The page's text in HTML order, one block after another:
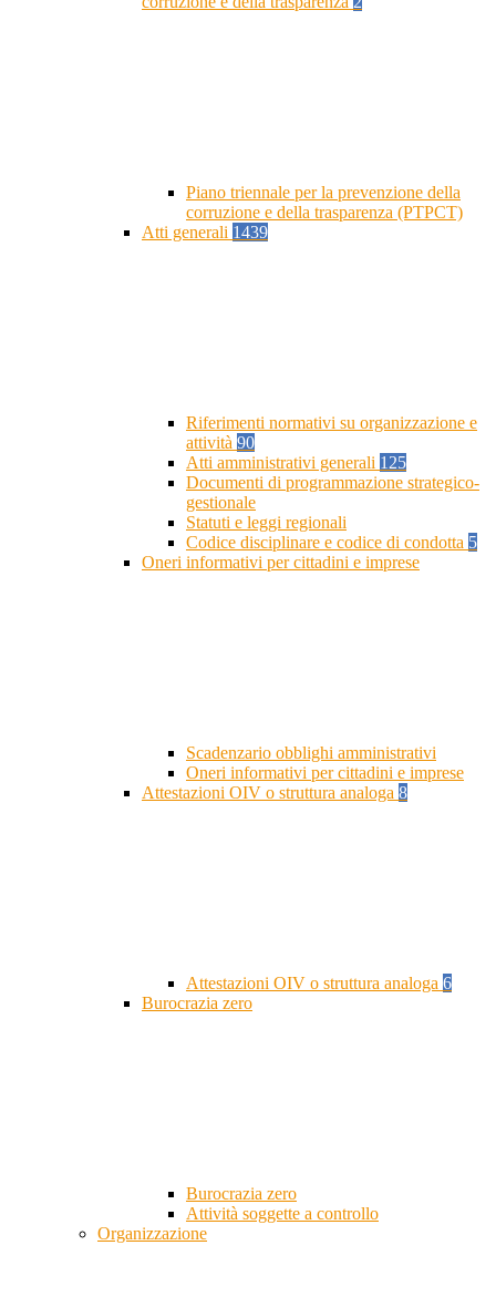
Piano triennale per la prevenzione della
corruzione e della trasparenza (PTPCT)
Atti generali 1439
Riferimenti normativi su organizzazione e
attività 90
Atti amministrativi generali 125
Documenti di programmazione strategico-
gestionale
Statuti e leggi regionali
Codice disciplinare e codice di condotta 5
Oneri informativi per cittadini e imprese
Scadenzario obblighi amministrativi
Oneri informativi per cittadini e imprese
Attestazioni OIV o struttura analoga 8
Attestazioni OIV o struttura analoga 6
Burocrazia zero
Burocrazia zero
Attività soggette a controllo
Organizzazione